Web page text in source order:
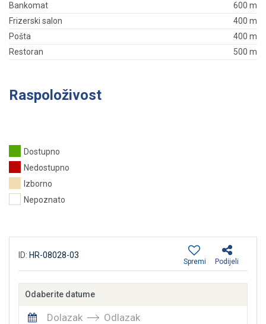
Bankomat
600 m
Frizerski salon
400 m
Pošta
400 m
Restoran
500 m
Raspoloživost
Dostupno
Nedostupno
Izborno
Nepoznato
ID: HR-08028-03
Podijeli
Spremi
Odaberite datume
Dolazak
Odlazak